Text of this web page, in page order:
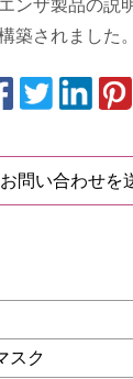
ンザ製品の説
築されました
お問い合わせを
スク